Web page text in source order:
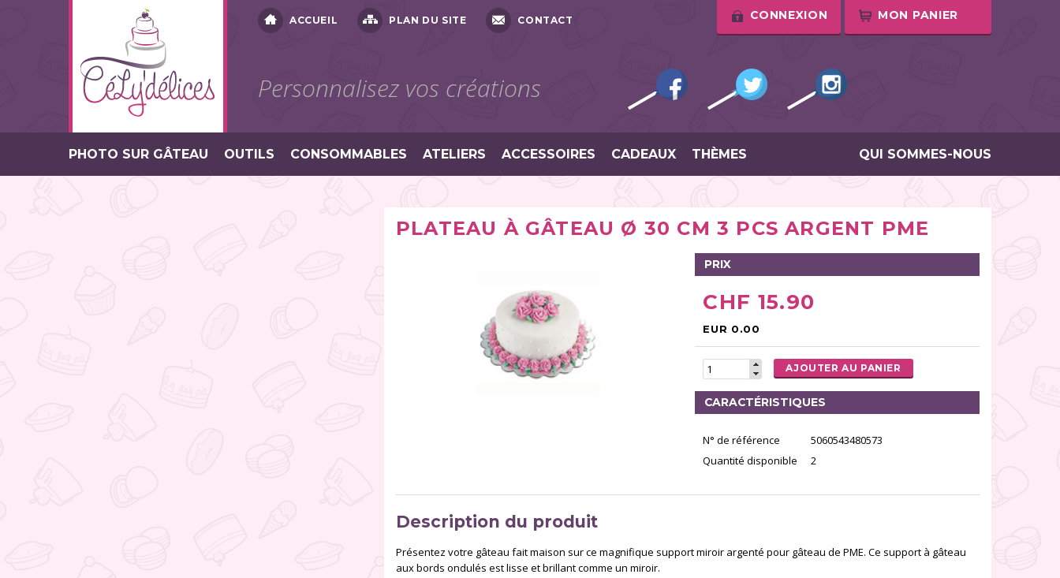
ACCUEIL PLAN DU SITE CONTACT CONNEXION MON PANIER
Personnalisez vos créations
PHOTO SUR GÂTEAU OUTILS CONSOMMABLES ATELIERS ACCESSOIRES CADEAUX THÈMES QUI SOMMES-NOUS
PLATEAU À GÂTEAU Ø 30 CM 3 PCS ARGENT PME
PRIX
CHF 15.90
EUR 0.00
AJOUTER AU PANIER
CARACTÉRISTIQUES
N° de référence
5060543480573
Quantité disponible
2
Description du produit
Présentez votre gâteau fait maison sur ce magnifique support miroir argenté pour gâteau de PME. Ce support à gâteau
aux bords ondulés est lisse et brillant comme un miroir.